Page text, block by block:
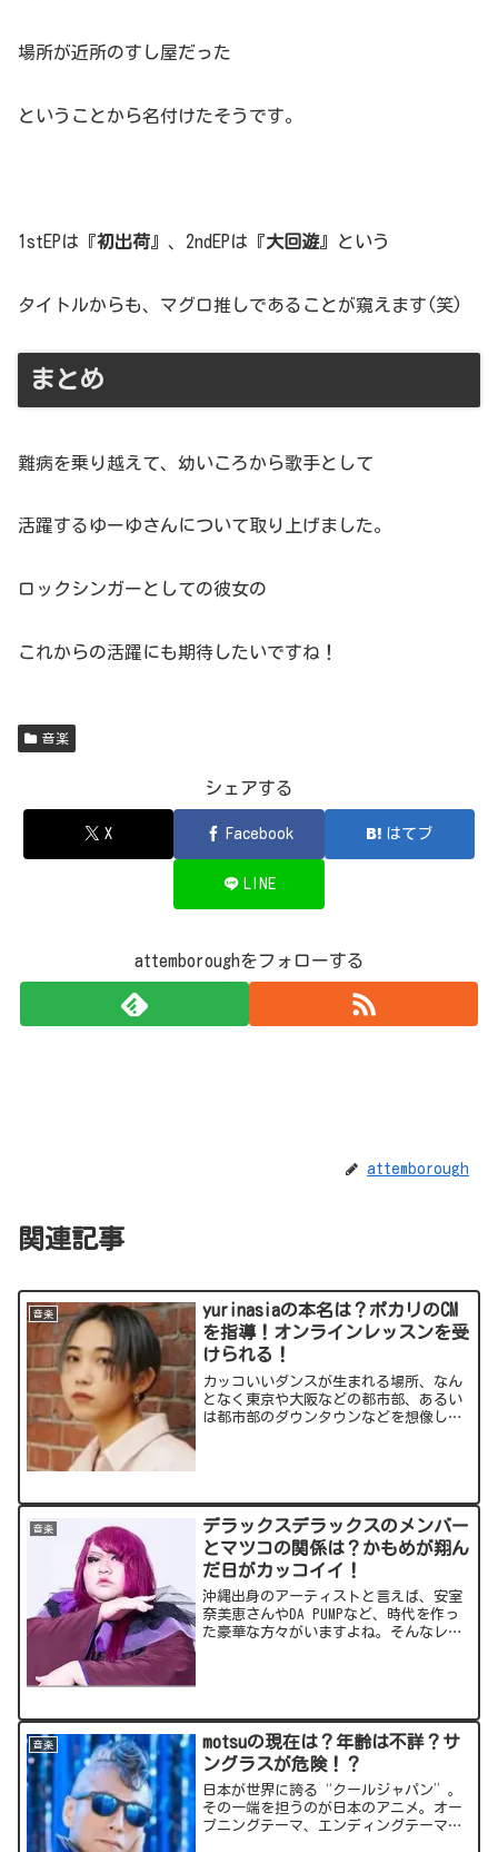
場所が近所のすし屋だった
ということから名付けたそうです。
1stEPは『初出荷』、2ndEPは『大回遊』という
タイトルからも、マグロ推しであることが窺えます(笑)
まとめ
難病を乗り越えて、幼いころから歌手として
活躍するゆーゆさんについて取り上げました。
ロックシンガーとしての彼女の
これからの活躍にも期待したいですね！
音楽
シェアする
X Facebook はてブ
LINE
attemboroughをフォローする
attemborough
関連記事
音楽
yurinasiaの本名は？ポカリのCM
を指導！オンラインレッスンを受
けられる！
カッコいいダンスが生まれる場所、なん
となく東京や大阪などの都市部、あるい
は都市部のダウンタウンなどを想像しま
音楽
デラックスデラックスのメンバー
とマツコの関係は？かもめが翔ん
だ日がカッコイイ！
沖縄出身のアーティストと言えば、安室
奈美恵さんやDA PUMPなど、時代を作っ
た豪華な方々がいますよね。そんなレジ
音楽
motsuの現在は？年齢は不詳？サ
ングラスが危険！？
日本が世界に誇る“クールジャパン”。
その一端を担うのが日本のアニメ。オー
プニングテーマ、エンディングテーマ、